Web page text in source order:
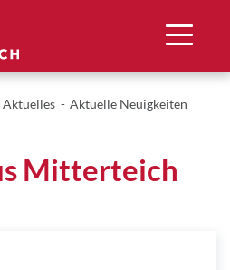
Aktuelles Aktuelle Neuigkeiten
Mitterteich